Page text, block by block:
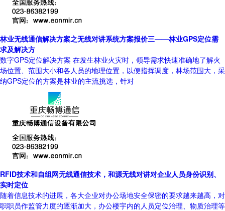
林业无线通信解决方案之无线对讲系统方案报价三——林业GPS定位需
求及解决方
数字GPS定位解决方案 在发生林业火灾时，领导需求快速准确地了解火
场位置、范围大小和各人员的地理位置，以便指挥调度，林场范围大，采
纳GPS定位的方案是林业的主流挑选，针对
RFID技术和自组网无线通信技术，和源无线对讲对企业人员身份识别、
实时定位
随着信息技术的进展，各大企业对办公场地安全保密的要求越来越高，对
职职员作监管力度的逐渐加大，办公楼宇内的人员定位治理、物质治理等